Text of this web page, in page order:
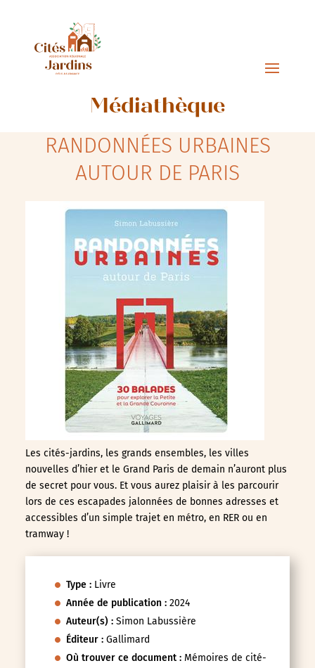
Médiathèque
RANDONNÉES URBAINES
AUTOUR DE PARIS
Les cités-jardins, les grands ensembles, les villes
nouvelles d’hier et le Grand Paris de demain n’auront plus
de secret pour vous. Et vous aurez plaisir à les parcourir
lors de ces escapades jalonnées de bonnes adresses et
accessibles d’un simple trajet en métro, en RER ou en
tramway !
Type : Livre
Année de publication : 2024
Auteur(s) : Simon Labussière
Éditeur : Gallimard
Où trouver ce document : Mémoires de cité-